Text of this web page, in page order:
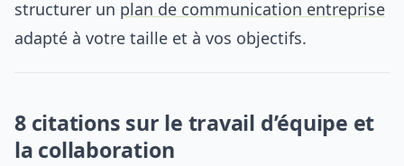
structurer un plan de communication entreprise
adapté à votre taille et à vos objectifs.
8 citations sur le travail d’équipe et
la collaboration